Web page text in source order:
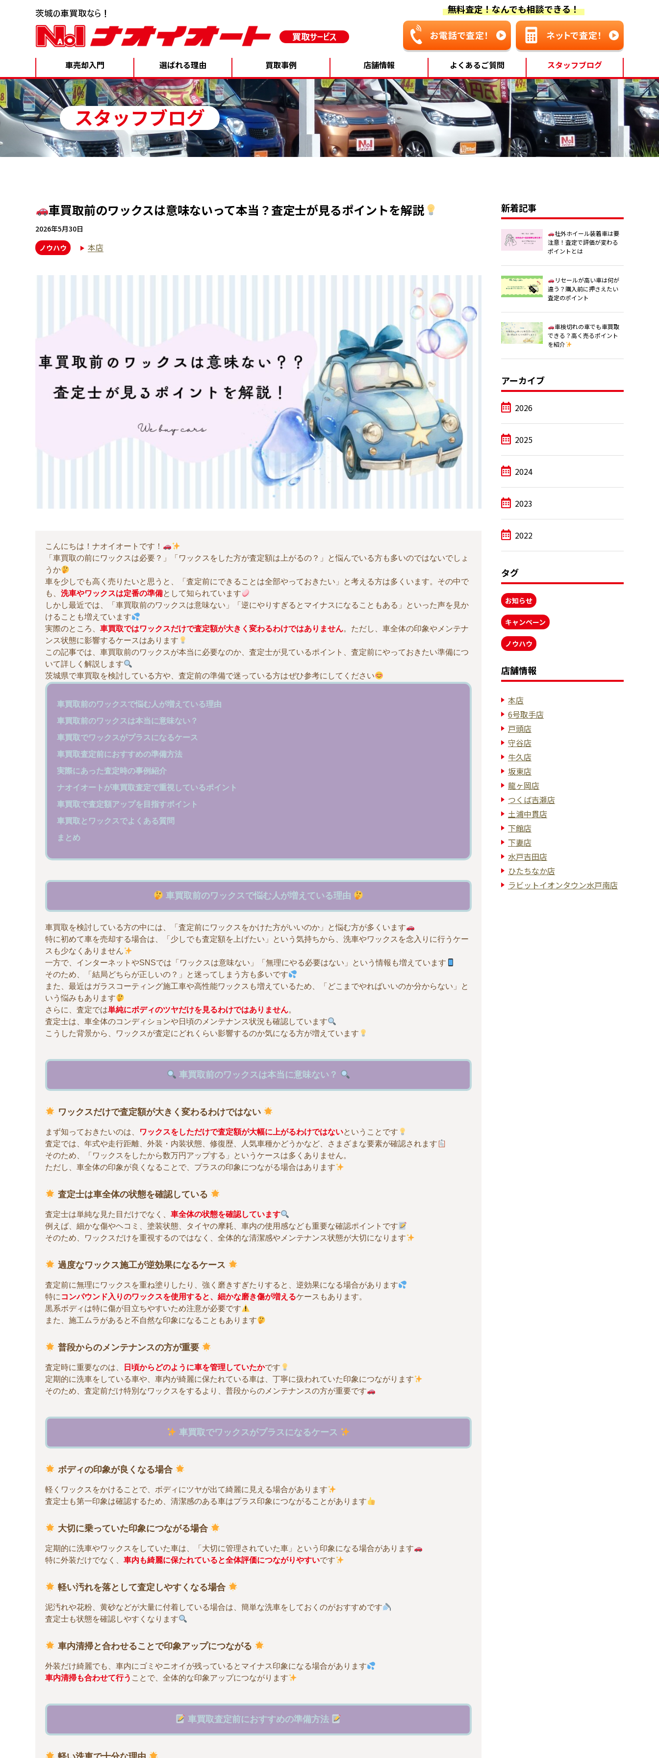
無料査定！なんでも相談できる！
車売却入門 選ばれる理由 買取事例 店舗情報 よくあるご質問 スタッフブログ
スタッフブログ
車買取前のワックスは意味ないって本当？査定士が見るポイントを解説
2026年5月30日
ノウハウ
本店
こんにちは！ナオイオートです！
「車買取の前にワックスは必要？」「ワックスをした方が査定額は上がるの？」と悩んでいる方も多いのではないでしょ
うか
車を少しでも高く売りたいと思うと、「査定前にできることは全部やっておきたい」と考える方は多くいます。その中で
も、 洗車やワックスは定番の準備として知られています
しかし最近では、「車買取前のワックスは意味ない」「逆にやりすぎるとマイナスになることもある」といった声を見か
けることも増えています
実際のところ、 車買取ではワックスだけで査定額が大きく変わるわけではありません。ただし、車全体の印象やメンテナ
ンス状態に影響するケースはあります
この記事では、車買取前のワックスが本当に必要なのか、査定士が見ているポイント、査定前にやっておきたい準備につ
いて詳しく解説します
茨城県で車買取を検討している方や、査定前の準備で迷っている方はぜひ参考にしてください
車買取前のワックスで悩む人が増えている理由
車買取前のワックスは本当に意味ない？
車買取でワックスがプラスになるケース
車買取査定前におすすめの準備方法
実際にあった査定時の事例紹介
ナオイオートが車買取査定で重視しているポイント
車買取で査定額アップを目指すポイント
車買取とワックスでよくある質問
まとめ
車買取前のワックスで悩む人が増えている理由
車買取を検討している方の中には、「査定前にワックスをかけた方がいいのか」と悩む方が多くいます
特に初めて車を売却する場合は、「少しでも査定額を上げたい」という気持ちから、洗車やワックスを念入りに行うケー
スも少なくありません
一方で、インターネットやSNSでは「ワックスは意味ない」「無理にやる必要はない」という情報も増えています
そのため、「結局どちらが正しいの？」と迷ってしまう方も多いです
また、最近はガラスコーティング施工車や高性能ワックスも増えているため、「どこまでやればいいのか分からない」と
いう悩みもあります
さらに、査定では単純にボディのツヤだけを見るわけではありません。
査定士は、車全体のコンディションや日頃のメンテナンス状況も確認しています
こうした背景から、ワックスが査定にどれくらい影響するのか気になる方が増えています
車買取前のワックスは本当に意味ない？
ワックスだけで査定額が大きく変わるわけではない
まず知っておきたいのは、 ワックスをしただけで査定額が大幅に上がるわけではないということです
査定では、年式や走行距離、外装・内装状態、修復歴、人気車種かどうかなど、さまざまな要素が確認されます
そのため、「ワックスをしたから数万円アップする」というケースは多くありません。
ただし、車全体の印象が良くなることで、プラスの印象につながる場合はあります
査定士は車全体の状態を確認している
査定士は単純な見た目だけでなく、 車全体の状態を確認しています
例えば、細かな傷やヘコミ、塗装状態、タイヤの摩耗、車内の使用感なども重要な確認ポイントです
そのため、ワックスだけを重視するのではなく、全体的な清潔感やメンテナンス状態が大切になります
過度なワックス施工が逆効果になるケース
査定前に無理にワックスを重ね塗りしたり、強く磨きすぎたりすると、逆効果になる場合があります
特にコンパウンド入りのワックスを使用すると、細かな磨き傷が増えるケースもあります。
黒系ボディは特に傷が目立ちやすいため注意が必要です
また、施工ムラがあると不自然な印象になることもあります
普段からのメンテナンスの方が重要
査定時に重要なのは、 日頃からどのように車を管理していたかです
定期的に洗車をしている車や、車内が綺麗に保たれている車は、丁寧に扱われていた印象につながります
そのため、査定前だけ特別なワックスをするより、普段からのメンテナンスの方が重要です
車買取でワックスがプラスになるケース
ボディの印象が良くなる場合
軽くワックスをかけることで、ボディにツヤが出て綺麗に見える場合があります
査定士も第一印象は確認するため、清潔感のある車はプラス印象につながることがあります
大切に乗っていた印象につながる場合
定期的に洗車やワックスをしていた車は、「大切に管理されていた車」という印象になる場合があります
特に外装だけでなく、 車内も綺麗に保たれていると全体評価につながりやすいです
軽い汚れを落として査定しやすくなる場合
泥汚れや花粉、黄砂などが大量に付着している場合は、簡単な洗車をしておくのがおすすめです
査定士も状態を確認しやすくなります
車内清掃と合わせることで印象アップにつながる
外装だけ綺麗でも、車内にゴミやニオイが残っているとマイナス印象になる場合があります
車内清掃も合わせて行う ことで、全体的な印象アップにつながります
車買取査定前におすすめの準備方法
新着記事
社外ホイール装着車は要
注意！査定で評価が変わる
ポイントとは
リセールが高い車は何が
違う？購入前に押さえたい
査定のポイント
車検切れの車でも車買取
できる？高く売るポイント
を紹介
アーカイブ
2026
2025
2024
2023
2022
タグ
お知らせ
キャンペーン
ノウハウ
店舗情報
本店
6号取手店
戸頭店
守谷店
牛久店
坂東店
龍ヶ岡店
つくば吉瀬店
土浦中貫店
下館店
下妻店
水戸吉田店
ひたちなか店
ラビットイオンタウン水戸南店